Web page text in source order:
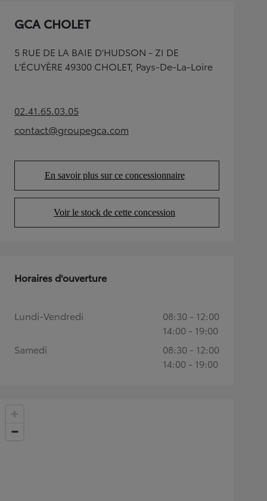
GCA CHOLET
5 RUE DE LA BAIE D'HUDSON - ZI DE
L'ÉCUYÈRE 49300 CHOLET, Pays-De-La-Loire
02.41.65.03.05(Opens in new tab)
contact@groupegca.com
(Opens in new tab)
En savoir plus sur ce concessionnaire
(Opens in new tab)
Voir le stock de cette concession
(Opens in new tab)
Horaires d'ouverture
Lundi-Vendredi
08:30 - 12:00
14:00 - 19:00
Samedi
08:30 - 12:00
14:00 - 19:00